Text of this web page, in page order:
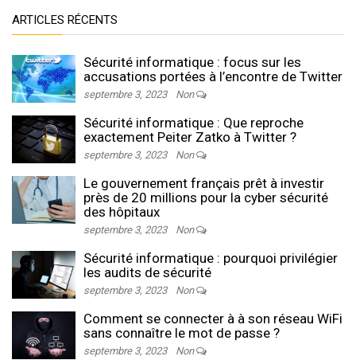
ARTICLES RÉCENTS
Sécurité informatique : focus sur les
accusations portées à l’encontre de Twitter
septembre 3, 2023 Non
Sécurité informatique : Que reproche
exactement Peiter Zatko à Twitter ?
septembre 3, 2023 Non
Le gouvernement français prêt à investir
près de 20 millions pour la cyber sécurité
des hôpitaux
septembre 3, 2023 Non
Sécurité informatique : pourquoi privilégier
les audits de sécurité
septembre 3, 2023 Non
Comment se connecter à à son réseau WiFi
sans connaître le mot de passe ?
septembre 3, 2023 Non